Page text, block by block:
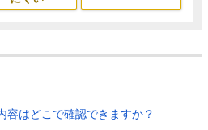
容はどこで確認できますか？